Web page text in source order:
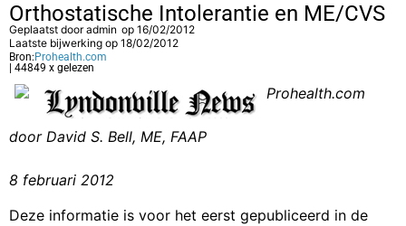
Orthostatische Intolerantie en ME/CVS
Geplaatst dooradmin op 16/02/2012
Laatste bijwerking op 18/02/2012
Bron: Prohealth.com
| 44849 x gelezen
Prohealth.com
door David S. Bell, ME, FAAP
8 februari 2012
Deze informatie is voor het eerst gepubliceerd in de